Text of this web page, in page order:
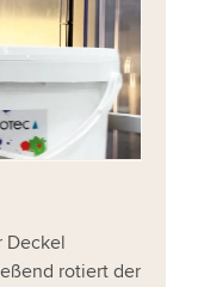
video
your
and accept
Deckel
rotiert der